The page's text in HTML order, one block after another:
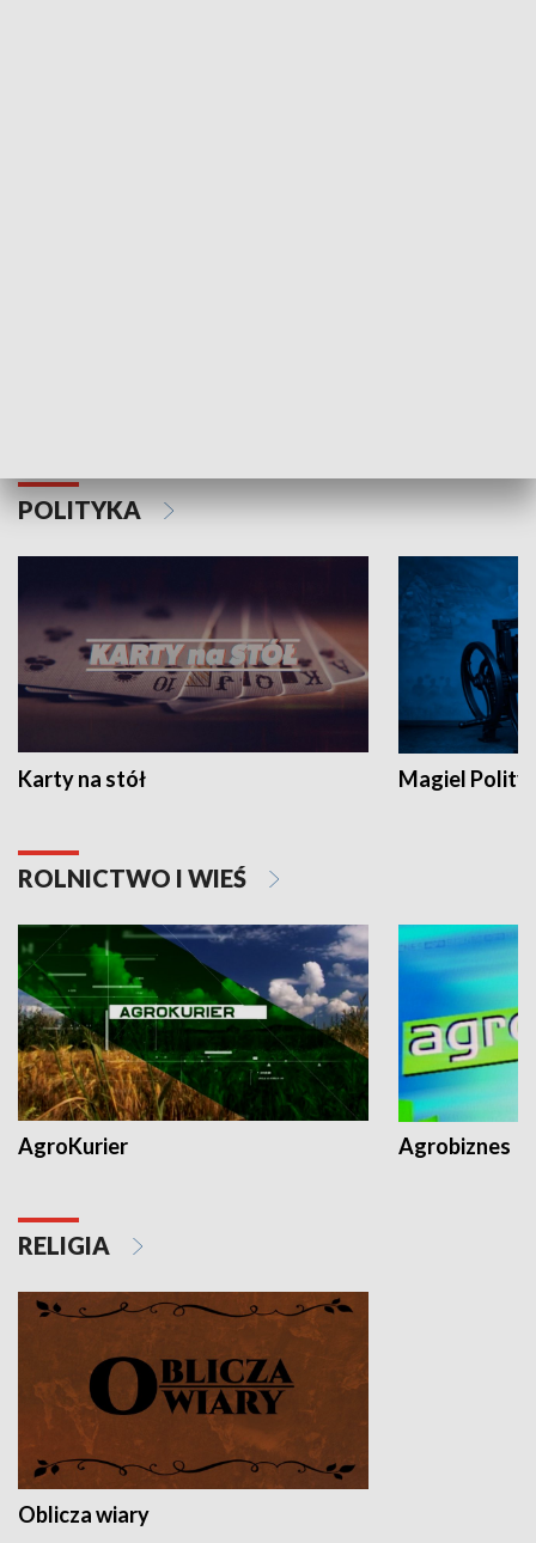
POLITYKA
Karty na stół Magiel
ROLNICTWO I WIEŚ
AgroKurier Agrobiznes
RELIGIA
Oblicza wiary